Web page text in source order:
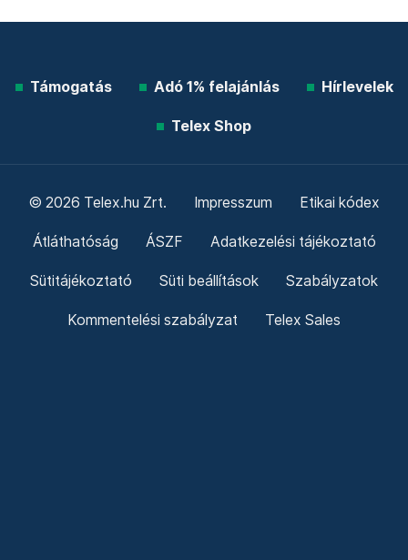
Támogatás Adó 1% felajánlás Hírlevelek
Telex Shop
© 2026 Telex.hu Zrt. Impresszum Etikai kódex
Átláthatóság ÁSZF Adatkezelési tájékoztató
Sütitájékoztató Süti beállítások Szabályzatok
Kommentelési szabályzat Telex Sales